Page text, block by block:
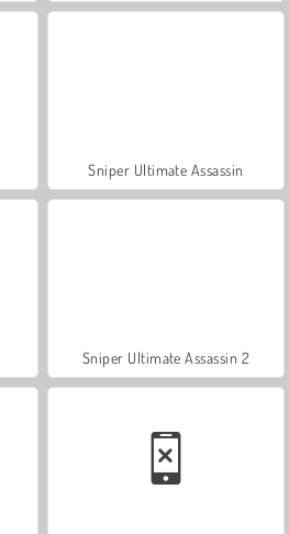
Sniper Ultimate Assassin
Sniper Ultimate Assassin 2